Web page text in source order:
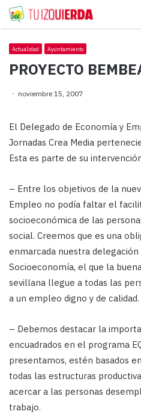
Actualidad Ayuntamiento
PROYECTO
noviembre 15, 2007
El Delegado de Economía y
Jornadas Crea Media
Esta es parte de su
– Entre los objetivos de la
Empleo no podía faltar el
socioeconómica de las
social. Creemos que es una
enmarcada nuestra
Socioeconomía, el que la
sevillana llegue a todas las
a un empleo digno y de calidad.
– Debemos destacar la
encuadrados en el programa
presentamos, estén basados
todas las estructuras
acercar a las personas
trabajo.